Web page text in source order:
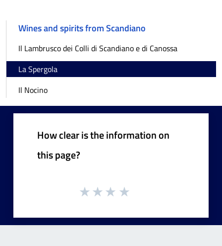
Wines and spirits from Scandiano
Il Lambrusco dei Colli di Scandiano e di Canossa
La Spergola
Il Nocino
How clear is the information on
this page?